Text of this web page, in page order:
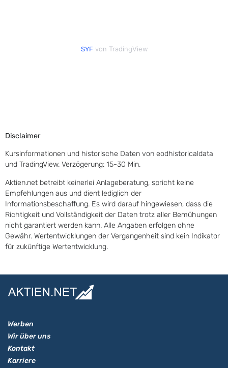
SYF von TradingView
Disclaimer
Kursinformationen und historische Daten von eodhistoricaldata
und TradingView. Verzögerung: 15-30 Min.
Aktien.net betreibt keinerlei Anlageberatung, spricht keine
Empfehlungen aus und dient lediglich der
Informationsbeschaffung. Es wird darauf hingewiesen, dass die
Richtigkeit und Vollständigkeit der Daten trotz aller Bemühungen
nicht garantiert werden kann. Alle Angaben erfolgen ohne
Gewähr. Wertentwicklungen der Vergangenheit sind kein Indikator
für zukünftige Wertentwicklung.
Werben
Wir über uns
Kontakt
Karriere